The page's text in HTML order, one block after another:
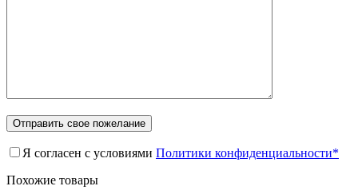
Я согласен с условиями Политики конфиденциальности*
Похожие товары